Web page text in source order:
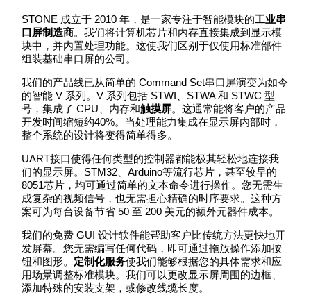
STONE 成立于 2010 年，是一家专注于智能模块的工业串
口屏制造商。我们将计算机芯片和内存直接集成到显示模
块中，并内置处理功能。这使我们区别于仅使用标准部件
组装基础串口屏的公司。
我们的产品线已从简单的 Command Set串口屏演变为如今
的智能 V 系列。V 系列包括 STWI、STWA 和 STWC 型
号，集成了 CPU、内存和触摸屏。这通常能将客户的产品
开发时间缩短约40%。当处理能力集成在显示屏内部时，
整个系统的设计将变得简单得多。
UART接口使得任何类型的控制器都能极其轻松地连接我
们的显示屏。STM32、Arduino等流行芯片，甚至较早的
8051芯片，均可通过简单的文本命令进行操作。您无需生
成复杂的视频信号，也无需担心精确的时序要求。这种方
案可为每台设备节省 50 至 200 美元的额外元器件成本。
我们的免费 GUI 设计软件能帮助客户比传统方法更快地开
发屏幕。您无需编写任何代码，即可通过拖放操作添加按
钮和图形。 定制化服务使我们能够根据您的具体需求和应
用场景调整标准模块。我们可以更改显示屏周围的边框、
添加特殊的安装支架，或修改线缆长度。